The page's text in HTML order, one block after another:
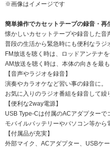
※画像はイメージです
簡単操作でカセットテープの録音・再
懐かしいカセットテープや録音した音
普段の生活から緊急時にも便利なラジ
FM放送を聴く時は、ロッドアンテナを
AM放送を聴く時は、本体の向きを最
【音声やラジオを録音】
演奏やカラオケなど習い事の録音に。
お気に入りのラジオ番組を録音して繰
【便利な2way電源】
USB Type-Cは付属のACアダプター
モバイルバッテリーやパソコン等から
【付属品が充実】
外部マイク、ACアダプター、USBケ